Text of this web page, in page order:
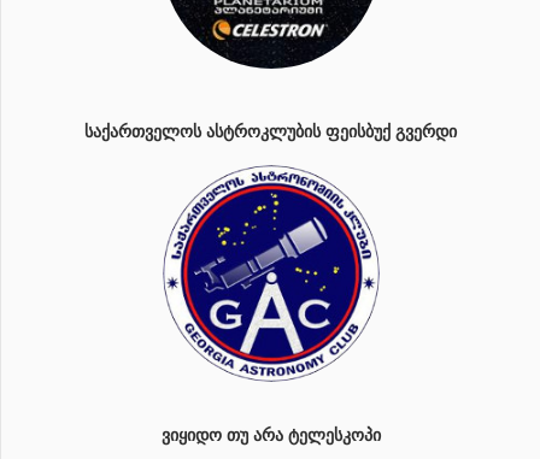
ᲡᲐᲥᲐᲠᲗᲕᲔᲚᲝᲡ ᲐᲡᲢᲠᲝᲙᲚᲣᲑᲘᲡ ᲤᲔᲘᲡᲑᲣᲥ ᲒᲕᲔᲠᲓᲘ
ᲕᲘᲧᲘᲓᲝ ᲗᲣ ᲐᲠᲐ ᲢᲔᲚᲔᲡᲙᲝᲞᲘ